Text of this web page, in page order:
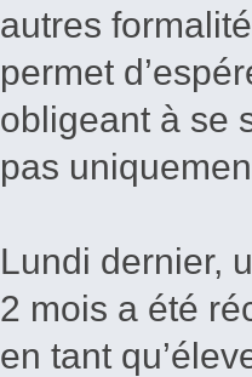
autres
permet
obligeant à se
pas
Lundi dernier,
2 mois a été
en tant